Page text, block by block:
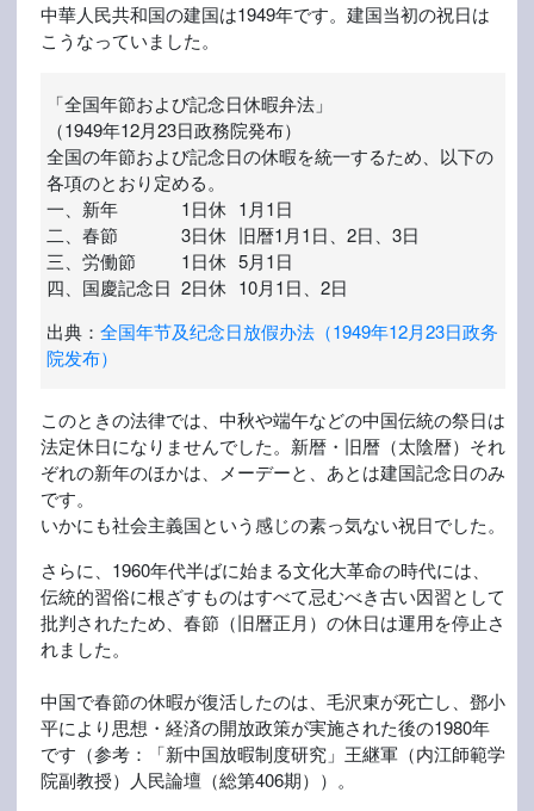
中華人民共和国の建国は1949年です。建国当初の祝日は
こうなっていました。
「全国年節および記念日休暇弁法」
（1949年12月23日政務院発布）
全国の年節および記念日の休暇を統一するため、以下の
各項のとおり定める。
一、 新年 1日休 1月1日
二、 春節 3日休 旧暦1月1日、2日、3日
三、 労働節 1日休 5月1日
四、 国慶記念日 2日休 10月1日、2日
出典： 全国年节及纪念日放假办法（1949年12月23日政务
院发布）
このときの法律では、中秋や端午などの中国伝統の祭日は
法定休日になりませんでした。新暦・旧暦（太陰暦）それ
ぞれの新年のほかは、メーデーと、あとは建国記念日のみ
です。
いかにも社会主義国という感じの素っ気ない祝日でした。
さらに、1960年代半ばに始まる文化大革命の時代には、
伝統的習俗に根ざすものはすべて忌むべき古い因習として
批判されたため、春節（旧暦正月）の休日は運用を停止さ
れました。
中国で春節の休暇が復活したのは、毛沢東が死亡し、鄧小
平により思想・経済の開放政策が実施された後の1980年
です（参考：「新中国放暇制度研究」王継軍（内江師範学
院副教授）人民論壇（総第406期））。